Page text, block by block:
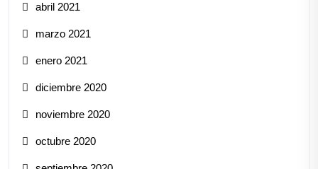
abril 2021
marzo 2021
enero 2021
diciembre 2020
noviembre 2020
octubre 2020